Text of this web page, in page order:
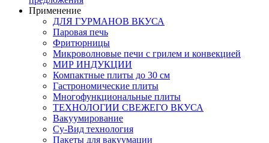
Применение
ДЛЯ ГУРМАНОВ ВКУСА
Паровая печь
Фритюрницы
Микроволновые печи с грилем и конвекцией
МИР ИНДУКЦИИ
Компактные плиты до 30 см
Гастрономические плиты
Многофункциональные плиты
ТЕХНОЛОГИИ СВЕЖЕГО ВКУСА
Вакуумирование
Су-Вид технология
Пакеты для вакуумации